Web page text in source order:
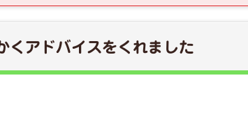
くアドバイスをくれました